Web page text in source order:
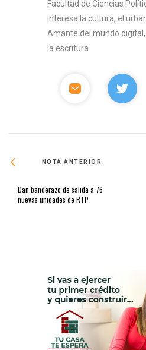
Facultad de Ciencias
interesa la cultura, el
Amante del mundo
la escritura.
NOTA ANTERIOR
Dan banderazo de salida a 76
nuevas unidades de RTP